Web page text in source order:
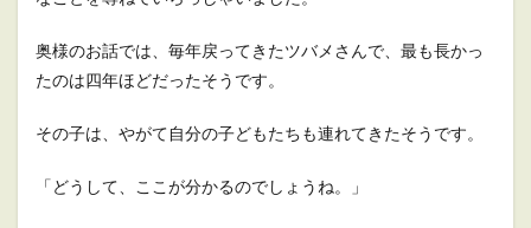
奥様のお話では、毎年戻ってきたツバメさんで、最も長かっ
たのは四年ほどだったそうです。
その子は、やがて自分の子どもたちも連れてきたそうです。
「どうして、ここが分かるのでしょうね。」